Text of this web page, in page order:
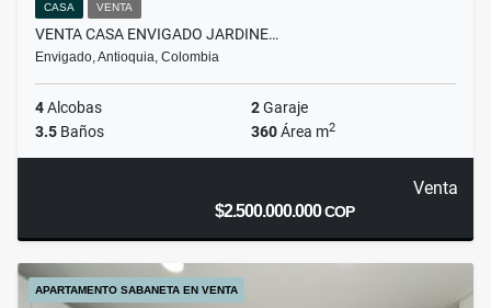
CASA VENTA
VENTA CASA ENVIGADO JARDINE…
Envigado, Antioquia, Colombia
4Alcobas 2Garaje
3.5 Baños 360Área m2
Venta
$2.500.000.000COP
APARTAMENTO SABANETA EN VENTA